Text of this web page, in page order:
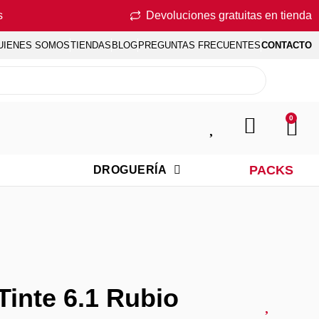
Devoluciones gratuitas en tienda
SOMOSTIENDAS BLOG PREGUNTAS FRECUENTESCONTACTO
0
DROGUERÍA PACKS
6.1 Rubio